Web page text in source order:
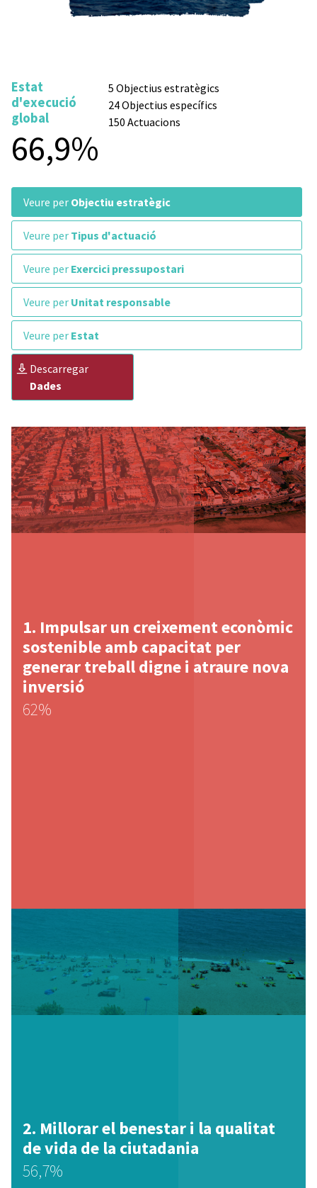
Estat
d'execució
global
66,9%
5 Objectius estratègics
24 Objectius específics
150 Actuacions
veure per Objectiu estratègic
veure per Tipus d'actuació
veure per Exercici pressupostari
veure per Unitat responsable
veure per Estat
descarregar
Dades
Impulsar un creixement econòmic
sostenible amb capacitat per
generar treball digne i atraure nova
inversió
62%
Millorar el benestar i la qualitat
de vida de la ciutadania
56,7%